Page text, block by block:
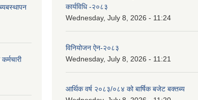
कार्यविधि -२०८३
Wednesday, July 8, 2026 - 11:24
विनियोजन ऐन-२०८३
Wednesday, July 8, 2026 - 11:21
आर्थिक वर्ष २०८३/०८४ को बार्षिक बजेट बक्तब्य